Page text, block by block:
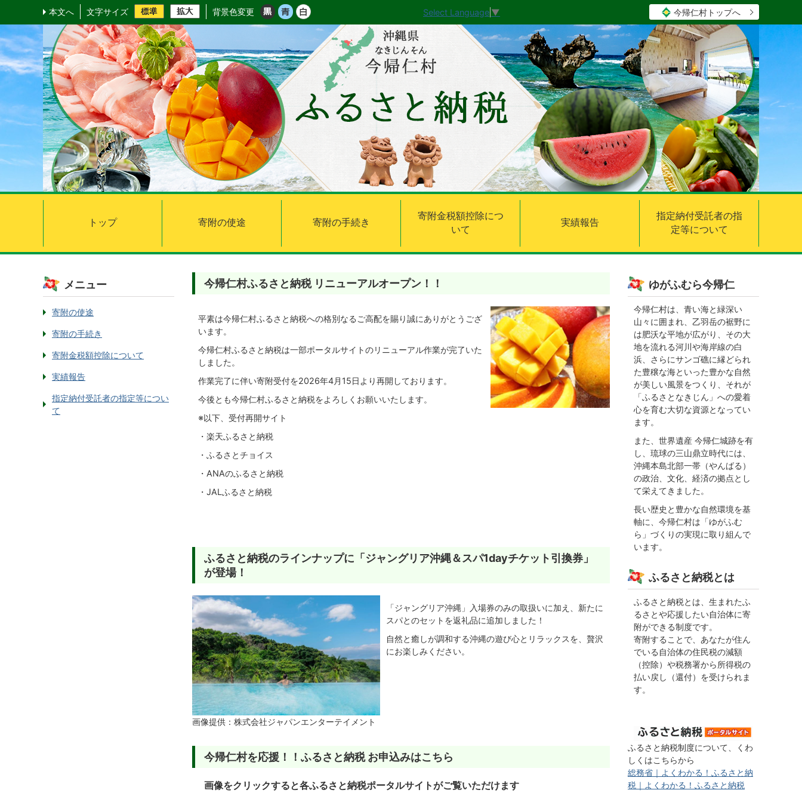
本文へ 文字サイズ 背景色変更 Select Language ▼ 今帰仁村トップへ
トップ 寄附の使途 寄附の手続き
寄附金税額控除につ
いて
実績報告
指定納付受託者の指
定等について
メニュー
寄附の使途
寄附の手続き
寄附金税額控除について
実績報告
指定納付受託者の指定等につい
て
今帰仁村ふるさと納税 リニューアルオープン！！
平素は今帰仁村ふるさと納税への格別なるご高配を賜り誠にありがとうござ
います。
今帰仁村ふるさと納税は一部ポータルサイトのリニューアル作業が完了いた
しました。
作業完了に伴い寄附受付を2026年4月15日より再開しております。
今後とも今帰仁村ふるさと納税をよろしくお願いいたします。
※以下、受付再開サイト
・楽天ふるさと納税
・ふるさとチョイス
・ANAのふるさと納税
・JALふるさと納税
ふるさと納税のラインナップに「ジャングリア沖縄＆スパ1dayチケット引換券」
が登場！
画像提供：株式会社ジャパンエンターテイメント
「ジャングリア沖縄」入場券のみの取扱いに加え、新たに
スパとのセットを返礼品に追加しました！
自然と癒しが調和する沖縄の遊び心とリラックスを、贅沢
にお楽しみください。
今帰仁村を応援！！ふるさと納税 お申込みはこちら
画像をクリックすると各ふるさと納税ポータルサイトがご覧いただけます
ゆがふむら今帰仁
今帰仁村は、青い海と緑深い
山々に囲まれ、乙羽岳の裾野に
は肥沃な平地が広がり、その大
地を流れる河川や海岸線の白
浜、さらにサンゴ礁に縁どられ
た豊穣な海といった豊かな自然
が美しい風景をつくり、それが
「ふるさとなきじん」への愛着
心を育む大切な資源となってい
ます。
また、世界遺産 今帰仁城跡を有
し、琉球の三山鼎立時代には、
沖縄本島北部一帯（やんばる）
の政治、文化、経済の拠点とし
て栄えてきました。
長い歴史と豊かな自然環境を基
軸に、今帰仁村は「ゆがふむ
ら」づくりの実現に取り組んで
います。
ふるさと納税とは
ふるさと納税とは、生まれたふ
るさとや応援したい自治体に寄
附ができる制度です。
寄附することで、あなたが住ん
でいる自治体の住民税の減額
（控除）や税務署から所得税の
払い戻し（還付）を受けられま
す。
ふるさと納税制度について、くわ
しくはこちらから
総務省｜よくわかる！ふるさと納
税｜よくわかる！ふるさと納税